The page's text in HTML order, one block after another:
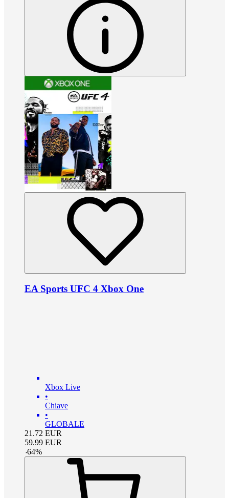
EA Sports UFC 4 Xbox One
Xbox Live
•
Chiave
•
GLOBALE
21.72 EUR
59.99 EUR
-64%